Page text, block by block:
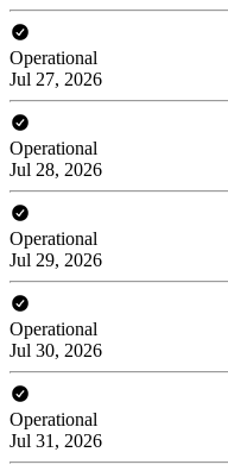
Operational
Jul 27, 2026
Operational
Jul 28, 2026
Operational
Jul 29, 2026
Operational
Jul 30, 2026
Operational
Jul 31, 2026